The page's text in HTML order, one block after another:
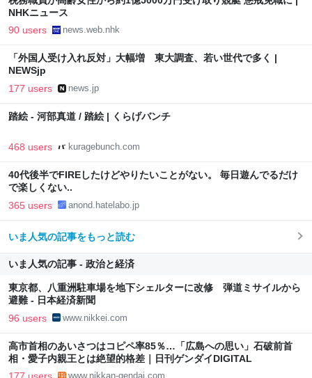
NHKニュース
90 users news.web.nhk
「外国人受け入れ反対」大幅増 東大調査、若い世代で多く |
NEWSjp
177 users news.jp
踏絵 - 河部真道 / 踏絵 | くらげバンチ
468 users kuragebunch.com
40代後半でFIREしたけどやりたいことがない。 毎日遊んでるだけ
で楽しくない..
365 users anond.hatelabo.jp
いま人気の記事をもっと読む
いま人気の記事 - 政治と経済
東京都、八重洲駐車場を地下シェルターに改修 弾道ミサイルから
避難 - 日本経済新聞
96 users www.nikkei.com
高市首相のあいさつはコピペ率85％…「広島への思い」石破前首
相・愛子内親王とは絶望的格差｜日刊ゲンダイDIGITAL
www.nikkan-gendai.com